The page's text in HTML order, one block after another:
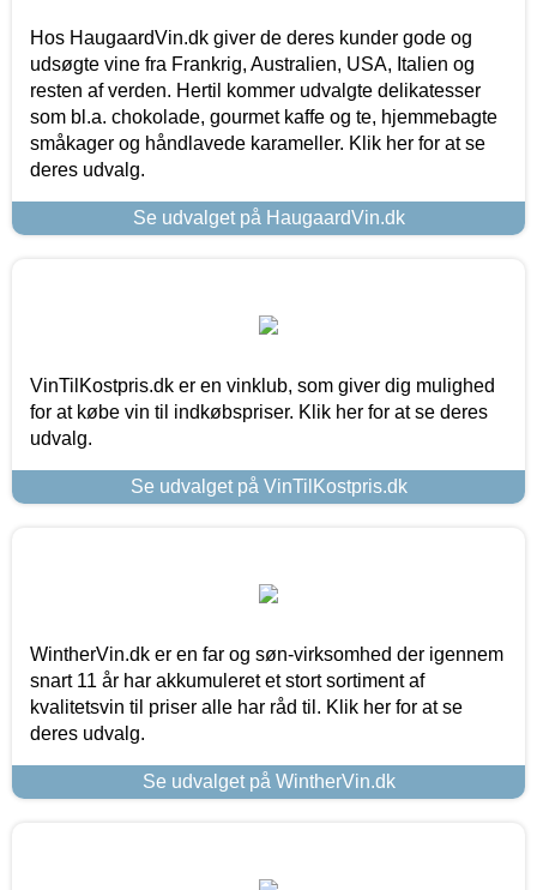
Hos HaugaardVin.dk giver de deres kunder gode og
udsøgte vine fra Frankrig, Australien, USA, Italien og
resten af verden. Hertil kommer udvalgte delikatesser
som bl.a. chokolade, gourmet kaffe og te, hjemmebagte
småkager og håndlavede karameller. Klik her for at se
deres udvalg.
Se udvalget på HaugaardVin.dk
VinTilKostpris.dk er en vinklub, som giver dig mulighed
for at købe vin til indkøbspriser. Klik her for at se deres
udvalg.
Se udvalget på VinTilKostpris.dk
WintherVin.dk er en far og søn-virksomhed der igennem
snart 11 år har akkumuleret et stort sortiment af
kvalitetsvin til priser alle har råd til. Klik her for at se
deres udvalg.
Se udvalget på WintherVin.dk